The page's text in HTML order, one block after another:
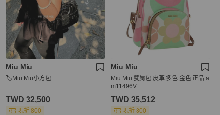
Miu Miu
🏷Miu Miu小方包
TWD 32,500
現折 800
Miu Miu
Miu Miu 雙肩包 皮革 多色 金色 正品 a
m11496V
TWD 35,512
現折 800